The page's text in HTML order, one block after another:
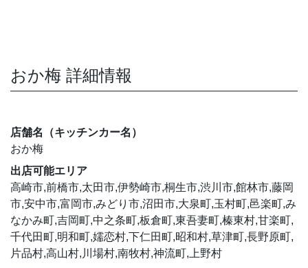
おか梅 詳細情報
店舗名（キッチンカー名）
おか梅
出店可能エリア
高崎市,前橋市,太田市,伊勢崎市,桐生市,渋川市,館林市,藤岡
市,安中市,富岡市,みどり市,沼田市,大泉町,玉村町,邑楽町,み
なかみ町,吉岡町,中之条町,板倉町,東吾妻町,榛東村,甘楽町,
千代田町,明和町,嬬恋村,下仁田町,昭和村,草津町,長野原町,
片品村,高山村,川場村,南牧村,神流町,上野村